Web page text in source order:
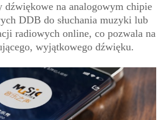
dźwiękowe na analogowym chipie
DDB do słuchania muzyki lub
radiowych online, co pozwala na
wyjątkowego dźwięku.